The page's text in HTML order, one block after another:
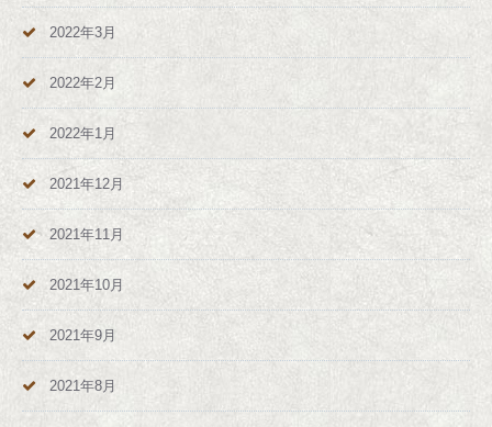
2022年3月
2022年2月
2022年1月
2021年12月
2021年11月
2021年10月
2021年9月
2021年8月